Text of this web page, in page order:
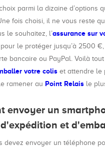
parmi la dizaine d’options
fois choisi, il ne vous reste
le souhaitez, l’assurance sur
le protéger jusqu’à 2500
bancaire ou PayPal. Voilà
votre colis et attendre le
ramener au Point Relais le
envoyer un
et
devez envoyer un téléphone